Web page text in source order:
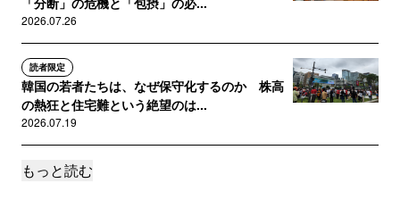
2026.07.26
読者限定
韓国の若者たちは、なぜ保守化するのか 株高
の熱狂と住宅難という絶望のは...
2026.07.19
読者限定
もっと読む